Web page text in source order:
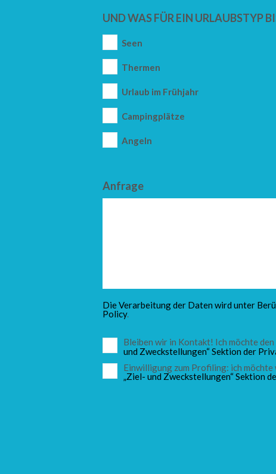
UND WAS FÜR EIN URLAUBSTYP
Seen
Thermen
Urlaub im Frühjahr
Campingplätze
Angeln
Anfrage
Die Verarbeitung der Daten wird unter
Policy.
Bleiben wir in Kontakt! Ich möchte
und Zweckstellungen“ Sektion der
Einwilligung zum Profiling: ich
„Ziel- und Zweckstellungen“ Sektion